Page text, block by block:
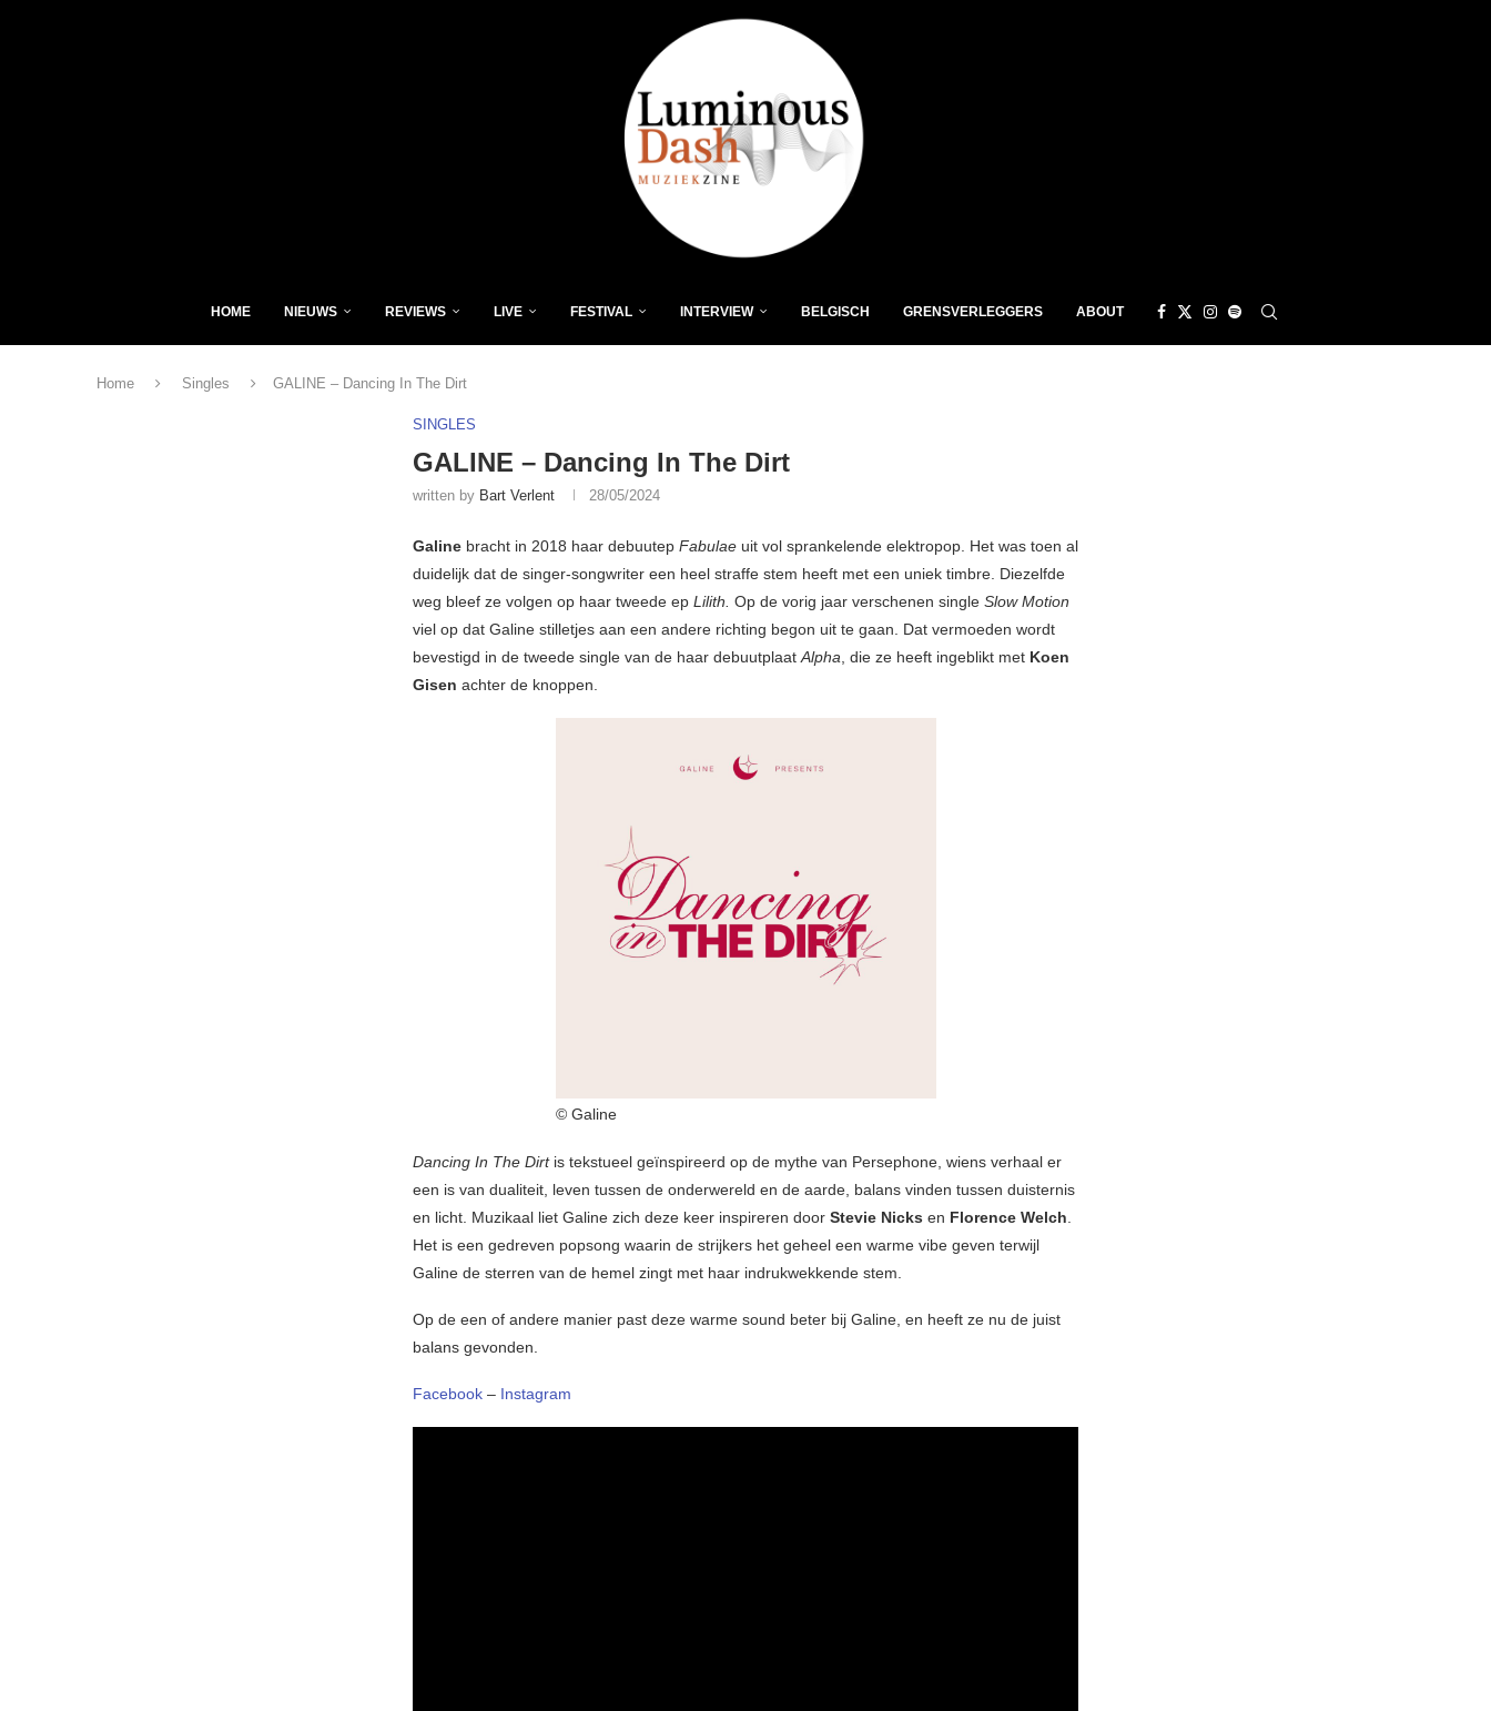
HOME NIEUWS REVIEWS LIVE FESTIVAL INTERVIEW BELGISCH GRENSVERLEGGERS ABOUT
Home Singles GALINE – Dancing In The Dirt
SINGLES
GALINE – Dancing In The Dirt
written by Bart Verlent 28/05/2024
Galine bracht in 2018 haar debuutep Fabulae uit vol sprankelende elektropop. Het was toen al
duidelijk dat de singer-songwriter een heel straffe stem heeft met een uniek timbre. Diezelfde
weg bleef ze volgen op haar tweede ep Lilith. Op de vorig jaar verschenen single Slow Motion
viel op dat Galine stilletjes aan een andere richting begon uit te gaan. Dat vermoeden wordt
bevestigd in de tweede single van de haar debuutplaatAlpha, die ze heeft ingeblikt met Koen
Gisen achter de knoppen.
© Galine
Dancing In The Dirt is tekstueel geïnspireerd op de mythe van Persephone, wiens verhaal er
een is van dualiteit, leven tussen de onderwereld en de aarde, balans vinden tussen duisternis
en licht. Muzikaal liet Galine zich deze keer inspireren door Stevie Nicks en Florence Welch.
Het is een gedreven popsong waarin de strijkers het geheel een warme vibe geven terwijl
Galine de sterren van de hemel zingt met haar indrukwekkende stem.
Op de een of andere manier past deze warme sound beter bij Galine, en heeft ze nu de juist
balans gevonden.
Facebook – Instagram